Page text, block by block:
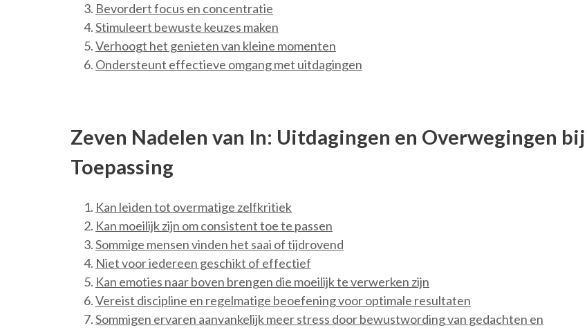
Bevordert focus en concentratie
Stimuleert bewuste keuzes maken
Verhoogt het genieten van kleine momenten
Ondersteunt effectieve omgang met uitdagingen
Zeven Nadelen van In: Uitdagingen en Overwegingen bij
Toepassing
Kan leiden tot overmatige zelfkritiek
Kan moeilijk zijn om consistent toe te passen
Sommige mensen vinden het saai of tijdrovend
Niet voor iedereen geschikt of effectief
Kan emoties naar boven brengen die moeilijk te verwerken zijn
Vereist discipline en regelmatige beoefening voor optimale resultaten
Sommigen ervaren aanvankelijk meer stress door bewustwording van gedachten en